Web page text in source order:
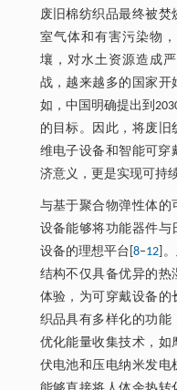
废旧棉纺织品最终被焚
室气体和有害污染物
壤，对水土资源造成严
战，越来越多的国家开
如，中国明确提出到
的目标。因此，将废
维电子设备和智能可穿
济意义，更是实现可持
与基于聚合物弹性体的
设备能够将功能器件与
设备的理想平台[8‒12 ]
结构不仅具备优异的热
体验，为可穿戴设备的
织品具有多样化的功能
优化能量收集技术，如
伏电池和压电纳米发电